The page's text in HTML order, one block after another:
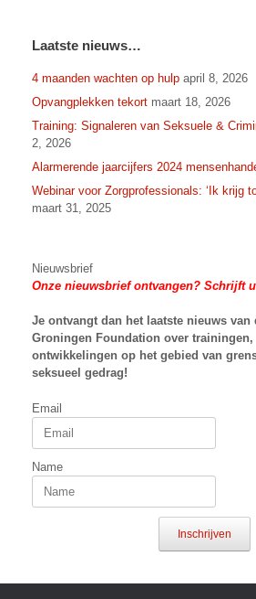
Laatste nieuws…
4 maanden wachten op hulp april 8, 2026
Opvangplekken tekort maart 18, 2026
Training: Signaleren van Seksuele &
2, 2026
Alarmerende jaarcijfers 2024
Webinar voor Zorgprofessionals: ‘Ik krijg
maart 31, 2025
Nieuwsbrief
Onze nieuwsbrief ontvangen? Schrijft
Je ontvangt dan het laatste nieuws van
Groningen Foundation over
ontwikkelingen op het gebied van
seksueel gedrag!
Email
Name
Inschrijven